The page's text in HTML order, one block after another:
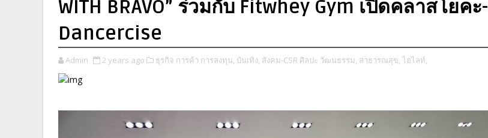
WITH BRAVO” ร่วมกับ Fitwhey Gym เปิดคลาสโยคะ-
Dancercise
Admin 2 years ago ธุรกิจ การค้า การลงทุน, บันเทิง, สังคม-CSR ศิลปะ วัฒนธรรม, สาธารณสุข, ไฮไลท์,